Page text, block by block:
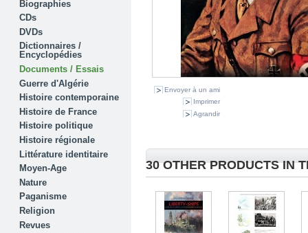
Biographies
CDs
DVDs
Dictionnaires /
Encyclopédies
Documents / Essais
Guerre d'Algérie
Histoire contemporaine
Histoire de France
Histoire politique
Histoire régionale
Littérature identitaire
Moyen-Age
Nature
Paganisme
Religion
Revues
Envoyer à un ami
Imprimer
Agrandir
30 OTHER PRODUCTS IN